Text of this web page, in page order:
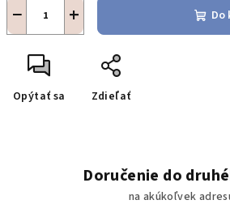
+
− Do
Opýtať sa Zdieľať
Doručenie do
na akúkoľvek